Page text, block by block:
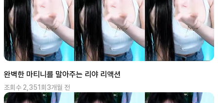
완벽한 마티니를 말아주는 리야 리액션
조회수 2,351회 3개월 전